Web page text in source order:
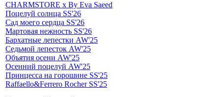
CHARMSTORE х By Eva Saeed
Поцелуй солнца SS'26
Сад моего сердца SS'26
Мартовая нежность SS'26
Бархатные лепестки AW'25
Седьмой лепесток AW'25
Объятия осени AW'25
Осенний поцелуй AW'25
Принцесса на горошине SS'25
Raffaello&Ferrero Rocher SS'25